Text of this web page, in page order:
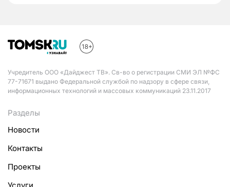
Учредитель ООО «Дайджест ТВ». Св-во о регистрации СМИ ЭЛ №ФС
77-71671 выдано Федеральной службой по надзору в сфере связи,
информационных технологий и массовых коммуникаций 23.11.2017
Разделы
Новости
Контакты
Проекты